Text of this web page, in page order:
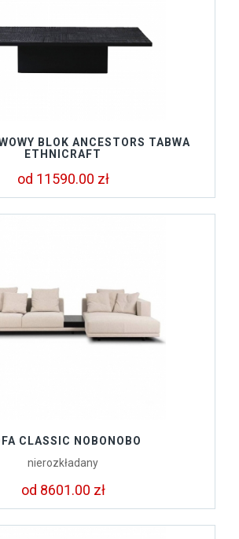
BLOK ANCESTORS TABWA
ETHNICRAFT
od 11590.00 zł
CLASSIC NOBONOBO
nierozkładany
od 8601.00 zł